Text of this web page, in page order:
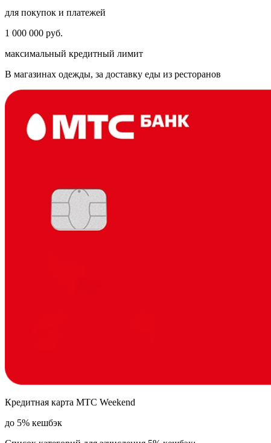
для покупок и платежей
1 000 000 руб.
максимальный кредитный лимит
В магазинах одежды, за доставку еды из ресторанов
Кредитная карта МТС Weekend
до 5% кешбэк